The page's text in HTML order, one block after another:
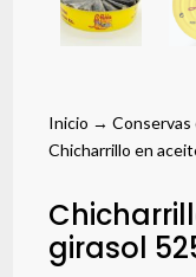
Inicio →Conservas
Chicharrillo en
girasol